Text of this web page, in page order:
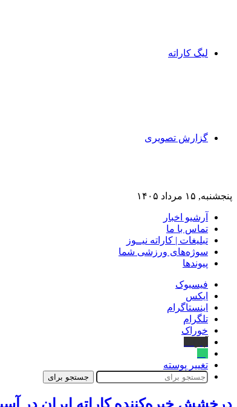
لیگ کاراته
گزارش تصویری
پنجشنبه, ۱۵ مرداد ۱۴۰۵
آرشیو اخبار
تماس‌ با‌ ما
تبلیغات | کاراته نیــوز
سوژه‌های ورزشی شما
پیوندها
فیسبوک
ایکس
اینستاگرام
تلگرام
خوراک
تغییر پوسته
جستجو برای
درخشش خیره‌کننده کاراته ایران در آسیا؛ نایب‌قهرمانی